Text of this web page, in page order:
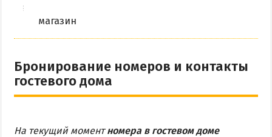
магазин
Бронирование номеров и контакты
гостевого дома
На текущий моментномера в гостевом доме